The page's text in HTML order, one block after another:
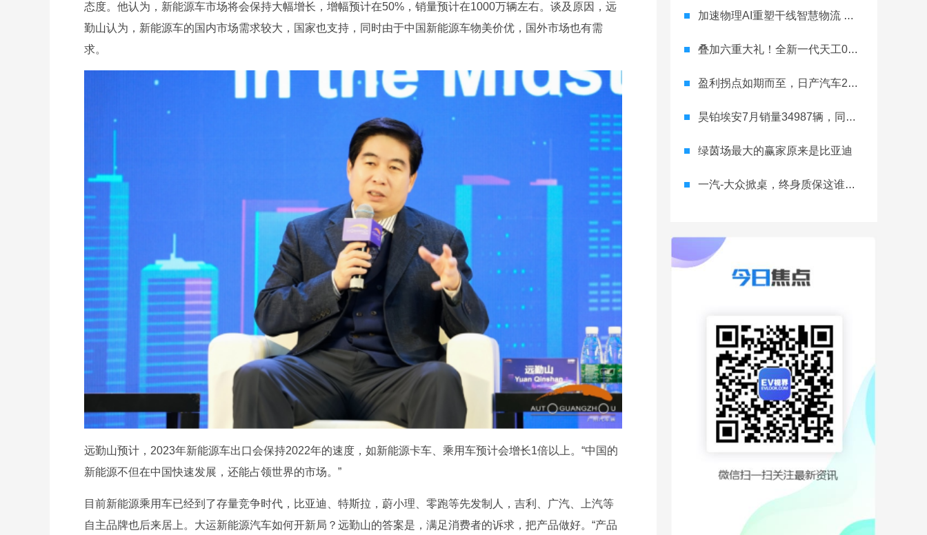
态度。他认为，新能源车市场将会保持大幅增长，增幅预计在50%，销量预计在1000万辆左右。谈及原因，远
勤山认为，新能源车的国内市场需求较大，国家也支持，同时由于中国新能源车物美价优，国外市场也有需
求。
远勤山预计，2023年新能源车出口会保持2022年的速度，如新能源卡车、乘用车预计会增长1倍以上。“中国的
新能源不但在中国快速发展，还能占领世界的市场。”
目前新能源乘用车已经到了存量竞争时代，比亚迪、特斯拉，蔚小理、零跑等先发制人，吉利、广汽、上汽等
自主品牌也后来居上。大运新能源汽车如何开新局？远勤山的答案是，满足消费者的诉求，把产品做好。“产品
加速物理AI重塑干线智慧物流 智加科技战略合作图达通
叠加六重大礼！全新一代天工08 670 Max上市限时价17.99万元
盈利拐点如期而至，日产汽车26财年一季度财报释放稳健增长信号
昊铂埃安7月销量34987辆，同比增长31.74%，全新Ray系列蓄势待发
绿茵场最大的赢家原来是比亚迪
一汽-大众掀桌，终身质保这谁顶得住？